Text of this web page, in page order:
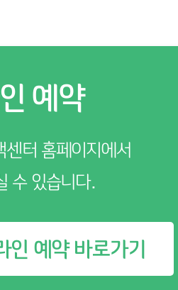
예약
센터 홈페이지에서
수 있습니다.
인 예약 바로가기